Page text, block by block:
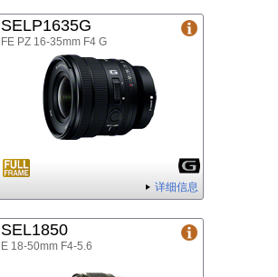
SELP1635G
FE PZ 16-35mm F4 G
详细信息
SEL1850
E 18-50mm F4-5.6